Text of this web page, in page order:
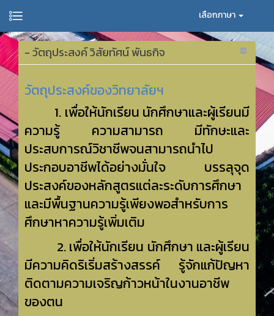
เลือกภาษา
- วัตถุประสงค์ วิสัยทัศน์ พันธกิจ
วัตถุประสงค์ของวิทยาลัยฯ
1. เพื่อให้นักเรียน นักศึกษาและผู้เรียนมี
ความรู้ ความสามารถ มีทักษะและ
ประสบการณ์วิชาชีพจนสามารถนำไป
ประกอบอาชีพได้อย่างมั่นใจ บรรลุจุด
ประสงค์ของหลักสูตรแต่ละระดับการศึกษา
และมีพื้นฐานความรู้เพียงพอสำหรับการ
ศึกษาหาความรู้เพิ่มเติม
2.เพื่อให้นักเรียน นักศึกษา และผู้เรียน
มีความคิดริเริ่มสร้างสรรค์ รู้จักแก้ปัญหา
ติดตามความเจริญก้าวหน้าในงานอาชีพ
ของตน